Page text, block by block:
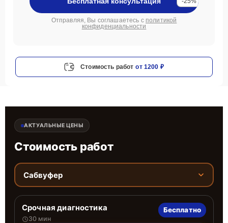
Отправляя, Вы соглашаетесь с политикой
конфиденциальности
Стоимость работ от 1200 ₽
АКТУАЛЬНЫЕ ЦЕНЫ
Стоимость работ
Сабвуфер
Срочная диагностика
30 мин
Бесплатно